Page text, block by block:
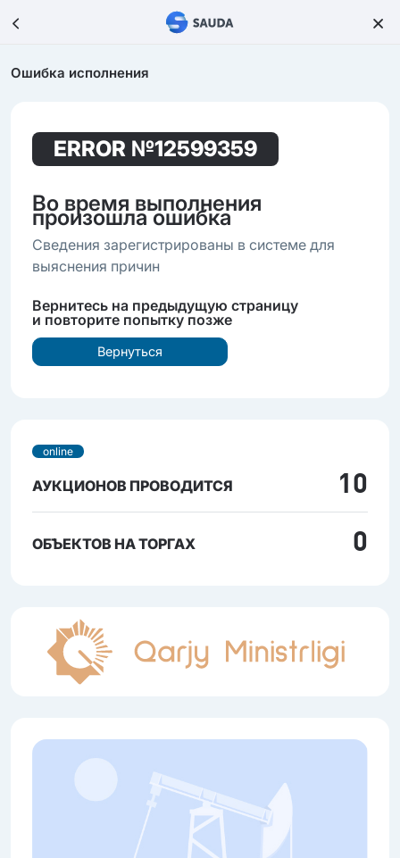
Ошибка исполнения
ERROR №12599359
Во время выполнения
произошла ошибка
Сведения зарегистрированы в системе для
выяснения причин
Вернитесь на предыдущую страницу
и повторите попытку позже
Вернуться
online
АУКЦИОНОВ ПРОВОДИТСЯ 10
ОБЪЕКТОВ НА ТОРГАХ 0